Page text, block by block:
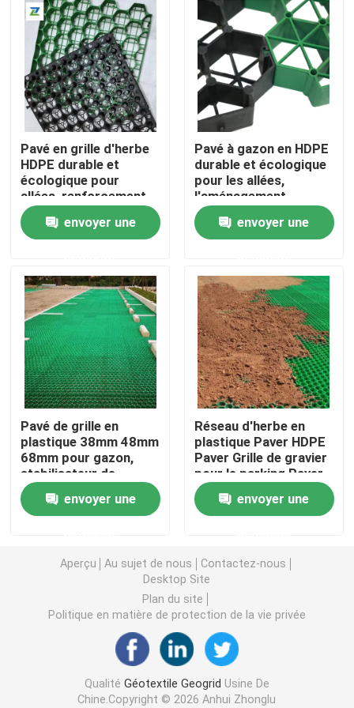
VR Show
A propos de nous
Visite d'usine
Contrôle de la qualité
Demande de soumission
Géotextile Geogrid
Grille en plastique d'herbe
tissu de drainage de géotextile
HDPE Geocell
Sacs de asséchage de Geotube
Géotextile Geobag
Contrôle d'érosion de Geomat
paysager Grille en
plastique pour gazon
Pavé en grille d'herbe
HDPE durable et
écologique pour
allées, renforcement
de pelouse,
aménagement
paysager de jardin et
gravier de parking
envoyer une
Pavé à gazon en HDPE
durable et écologique
pour les allées,
l'aménagement
paysager des jardins,
le renforcement du
gazon et la
gravier des parkings
envoyer une
Pavé de grille en
plastique 38mm 48mm
68mm pour gazon,
stabilisateur de
gravier pour allée,
parkingenvoyer une
Réseau d'herbe en
plastique Paver HDPE
Paver Grille de gravier
pour le parking Paver
de nid de miel Paver
Stabilisateur de sol
Allée Durable Paysage
d'incendie
envoyer une
Aperçu Au sujet de nous
Contactez-nous
Desktop Site
Plan du site
Politique en matière de protection de la vie privée
Qualité Géotextile Geogrid Usine De
Chine.Copyright © 2026 Anhui Zhonglu